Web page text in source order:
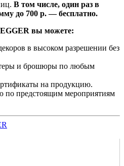
В том числе, один раз в
до 700 р. — бесплатно.
вы можете:
в высоком разрешении без
и брошюры по любым
на продукцию.
предстоящим мероприятиям